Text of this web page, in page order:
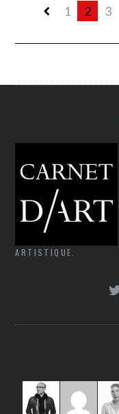
1 2 3
ARTISTIQUE.